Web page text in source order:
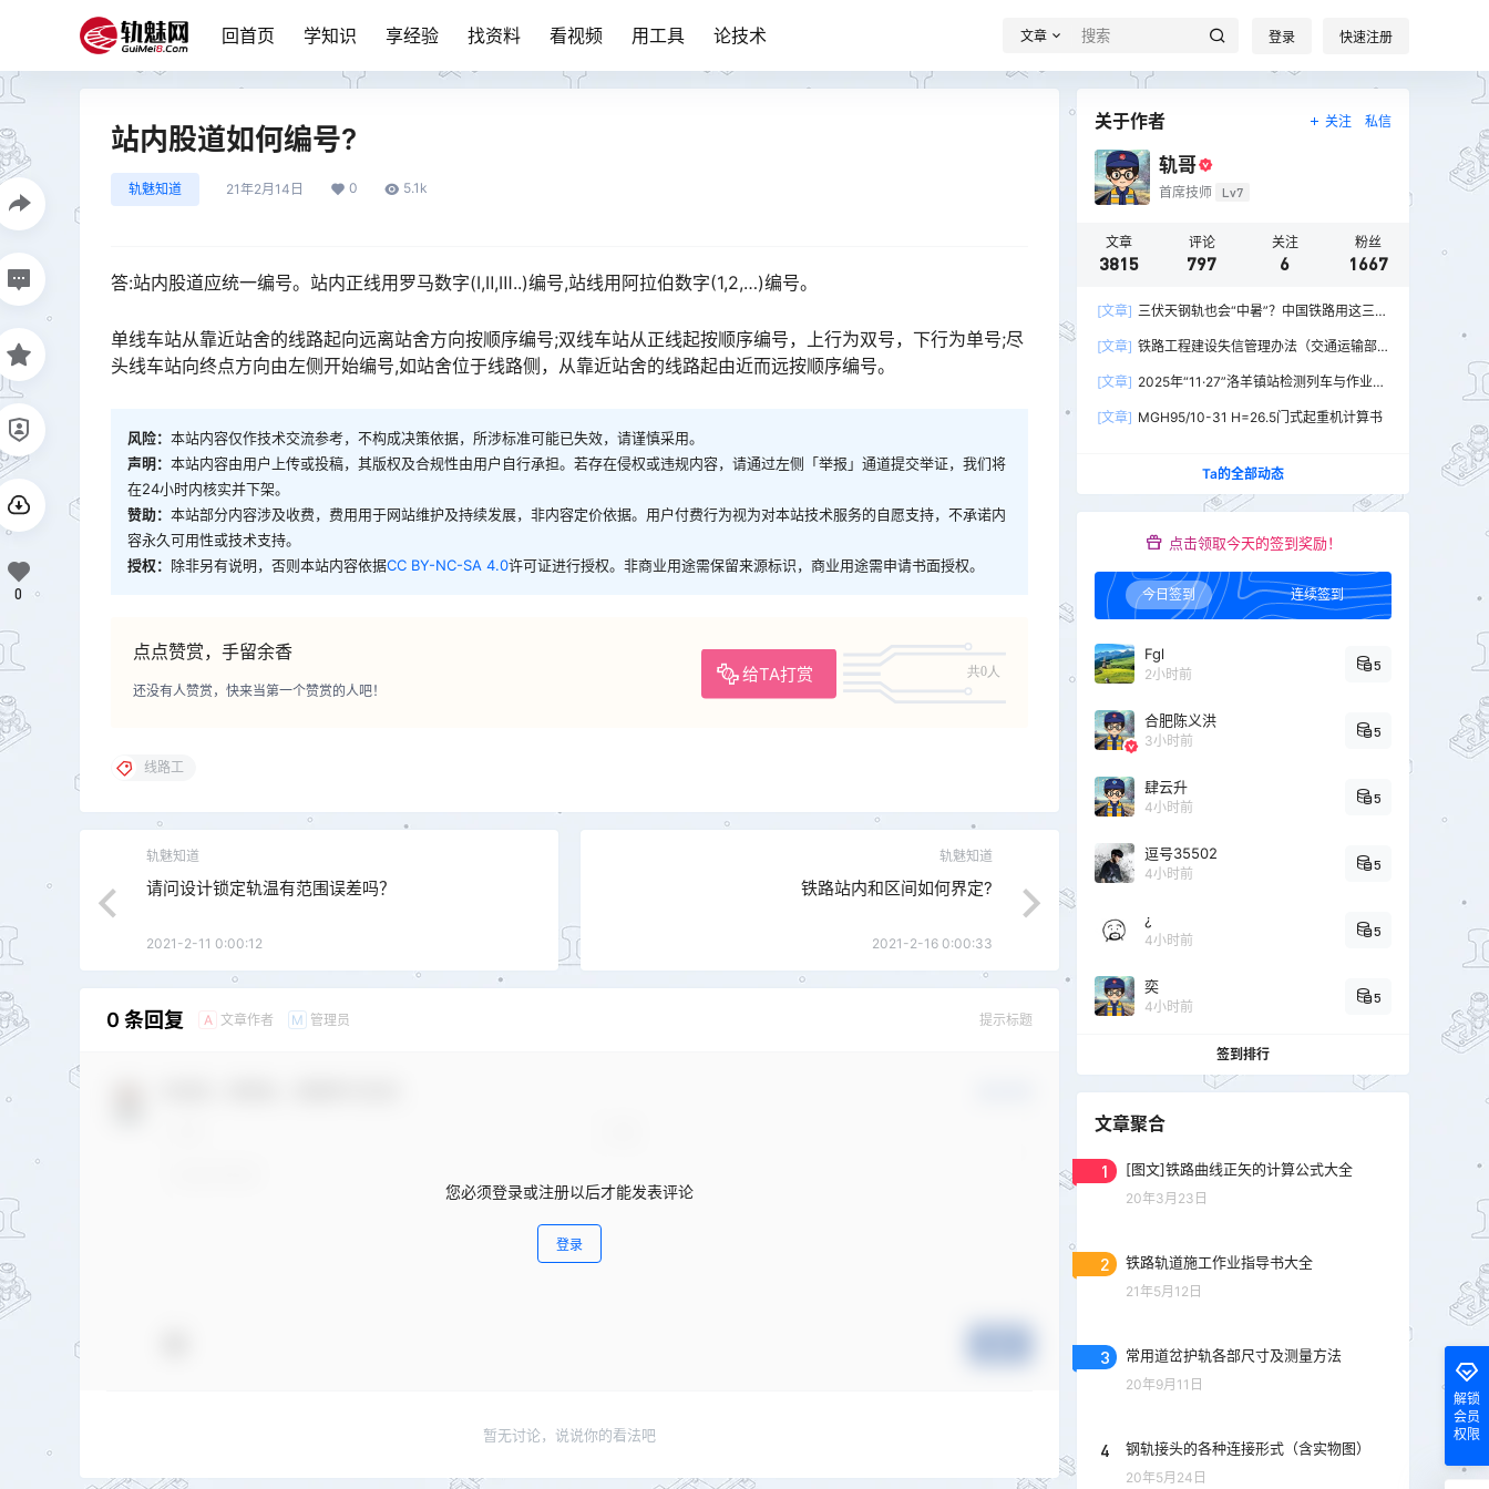
回首页 学知识 享经验 找资料 看视频 用工具 论技术 文章 登录 快速注册
站内股道如何编号?
轨魅知道 21年2月14日 0 5.1k
答:站内股道应统一编号。站内正线用罗马数字(Ⅰ,Ⅱ,Ⅲ..)编号,站线用阿拉伯数字(1,2,…)编号。
单线车站从靠近站舍的线路起向远离站舍方向按顺序编号;双线车站从正线起按顺序编号，上行为双号，下行为单号;尽
头线车站向终点方向由左侧开始编号,如站舍位于线路侧，从靠近站舍的线路起由​近而远按顺序编号。󠅅󠅃󠄵󠅂󠄪󠇖󠆨󠆨󠇕󠆞󠆒󠅬󠇘󠆭󠆘󠇙󠆝󠅵󠇗󠆭󠆁󠄐󠇗󠅹󠅸󠇖󠆍󠅳󠇖󠅹󠅰󠇖󠆌󠅹
风险： 本站内容仅作技术交流参考，不构成决策依据，所涉标准可能已失效，请谨慎采用。
声明： 本站内容由用户上传或投稿，其版权及合规性由用户自行承担。若存在侵权或违规内容，请通过左侧「举报」通道提交举证，我们将
在24小时内核实并下架。
赞助： 本站部分内容涉及收费，费用用于网站维护及持续发展，非内容定价依据。用户付费行为视为对本站技术服务的自愿支持，不承诺内
容永久可用性或技术支持。
授权： 除非另有说明，否则本站内容依据CC BY-NC-SA 4.0许可证进行授权。非商业用途需保留来源标识，商业用途需申请书面授权。
点点赞赏，手留余香
给TA打赏 共0人
还没有人赞赏，快来当第一个赞赏的人吧！
0
线路工
轨魅知道
请问设计锁定轨温有范围误差吗？
2021-2-11 0:00:12
轨魅知道
铁路站内和区间如何界定?
2021-2-16 0:00:33
0 条回复 A 文章作者 M 管理员 提示标题
您必须登录或注册以后才能发表评论
登录
暂无讨论，说说你的看法吧
关于作者 关注 私信
轨哥
首席技师 Lv7
文章
3815
评论
797
关注
6
粉丝
1667
[文章] 三伏天钢轨也会“中暑”？中国铁路用这三招
[文章] 铁路工程建设失信管理办法（交通运输部
[文章] 2025年“11·27”洛羊镇站检测列车与作业人
[文章] MGH95/10-31 H=26.5门式起重机计算书
Ta的全部动态
点击领取今天的签到奖励！
今日签到 连续签到
Fgl
2小时前
5
合肥陈义洪
3小时前
5
肆云升
4小时前
5
逗号35502
4小时前
5
¿
4小时前
5
奕
4小时前
5
签到排行
文章聚合
1 [图文]铁路曲线正矢的计算公式大全
20年3月23日
2 铁路轨道施工作业指导书大全
21年5月12日
3 常用道岔护轨各部尺寸及测量方法
20年9月11日
4 钢轨接头的各种连接形式（含实物图）
20年5月24日
解锁
会员
权限